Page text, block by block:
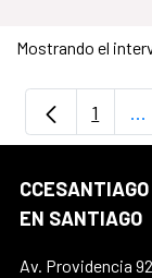
Mostrando el
Página
1 ...
EN SANTIAGO
Av. Providencia